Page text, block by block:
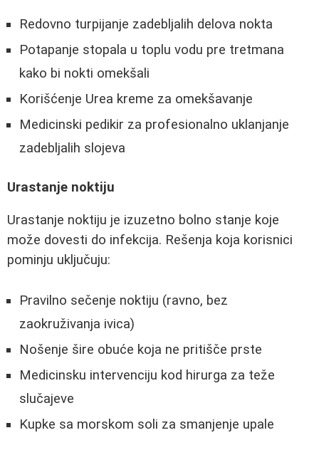
Redovno turpijanje zadebljalih delova nokta
Potapanje stopala u toplu vodu pre tretmana
kako bi nokti omekšali
Korišćenje Urea kreme za omekšavanje
Medicinski pedikir za profesionalno uklanjanje
zadebljalih slojeva
Urastanje noktiju
Urastanje noktiju je izuzetno bolno stanje koje
može dovesti do infekcija. Rešenja koja korisnici
pominju uključuju:
Pravilno sečenje noktiju (ravno, bez
zaokruživanja ivica)
Nošenje šire obuće koja ne pritišče prste
Medicinsku intervenciju kod hirurga za teže
slučajeve
Kupke sa morskom soli za smanjenje upale